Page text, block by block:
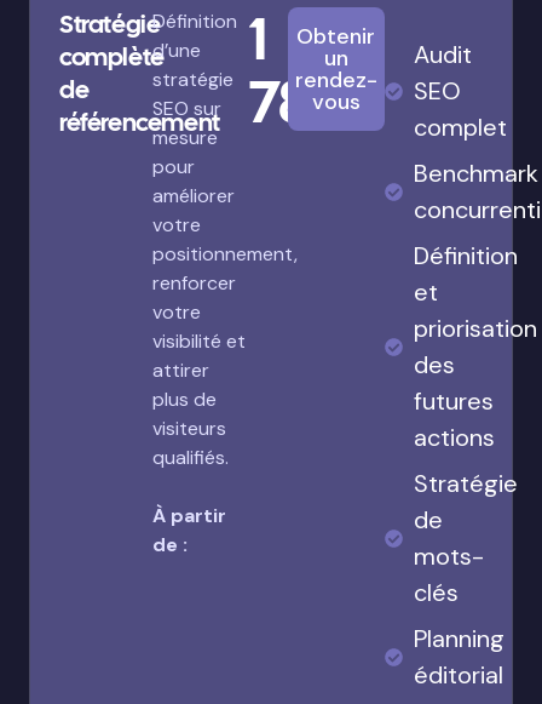
Stratégie
complète
de
référencement
Définition
d’une
stratégie
SEO sur
mesure
pour
améliorer
votre
positionnement,
renforcer
votre
visibilité et
attirer
plus de
visiteurs
qualifiés.
À partir
de :
1
780€
Obtenir
un
rendez-
vous
Audit
SEO
complet
Benchmark
Définition
et
priorisation
des
futures
actions
Stratégie
de
mots-
clés
Planning
éditorial